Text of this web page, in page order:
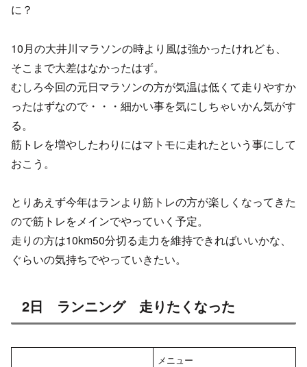
に？
10月の大井川マラソンの時より風は強かったけれども、
そこまで大差はなかったはず。
むしろ今回の元日マラソンの方が気温は低くて走りやすか
ったはずなので・・・細かい事を気にしちゃいかん気がす
る。
筋トレを増やしたわりにはマトモに走れたという事にして
おこう。
とりあえず今年はランより筋トレの方が楽しくなってきた
ので筋トレをメインでやっていく予定。
走りの方は10km50分切る走力を維持できればいいかな、
ぐらいの気持ちでやっていきたい。
2日 ランニング 走りたくなった
メニュー